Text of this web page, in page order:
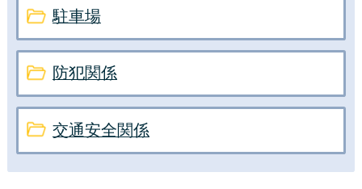
駐車場
防犯関係
交通安全関係